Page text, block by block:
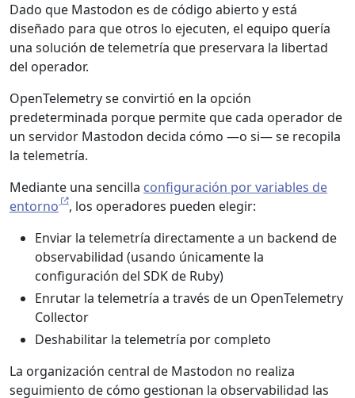
Dado que Mastodon es de código abierto y está
diseñado para que otros lo ejecuten, el equipo quería
una solución de telemetría que preservara la libertad
del operador.
OpenTelemetry se convirtió en la opción
predeterminada porque permite que cada operador de
un servidor Mastodon decida cómo —o si— se recopila
la telemetría.
Mediante una sencilla configuración por variables de
entorno
, los operadores pueden elegir:
Enviar la telemetría directamente a un backend de
observabilidad (usando únicamente la
configuración del SDK de Ruby)
Enrutar la telemetría a través de un OpenTelemetry
Collector
Deshabilitar la telemetría por completo
La organización central de Mastodon no realiza
seguimiento de cómo gestionan la observabilidad las